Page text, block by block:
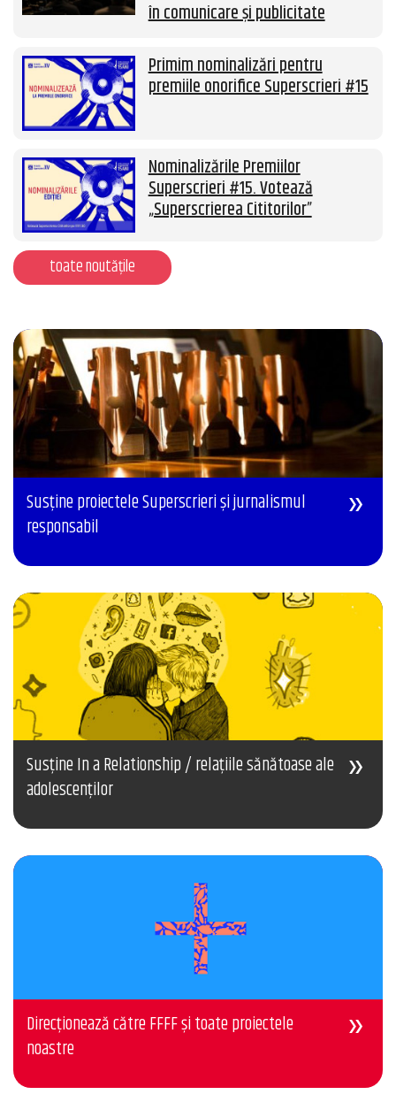
în comunicare și publicitate
Primim nominalizări pentru
premiile onorifice Superscrieri #15
Nominalizările Premiilor
Superscrieri #15. Votează
„Superscrierea Cititorilor”
toate noutățile
Susține proiectele Superscrieri și jurnalismul
responsabil
Susține In a Relationship / relațiile sănătoase ale
adolescenților
Direcționează către FFFF și toate proiectele
noastre